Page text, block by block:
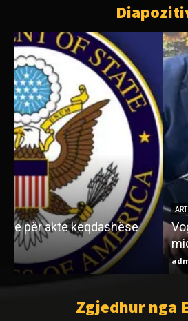
ARTIKUJ
Vogëlsia e një “supermeni”
miqtë perëndimorë!
admin - 28 Shtator 2024
Zgjedhur nga